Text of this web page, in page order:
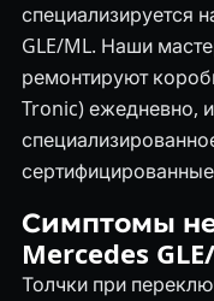
специализируется
GLE/ML. Наши
ремонтируют
Tronic) ежедневно,
сертифицированные
Симптомы
Mercedes
Толчки при